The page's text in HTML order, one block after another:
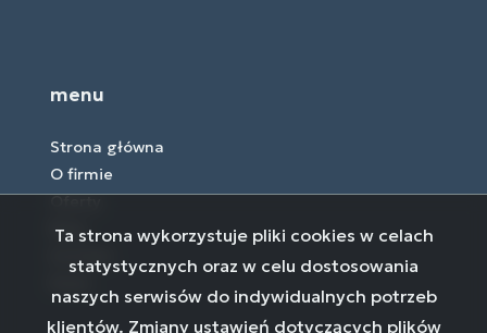
menu
Strona główna
O firmie
Oferty
Blog
Kontakt
Ta strona wykorzystuje pliki cookies w celach
statystycznych oraz w celu dostosowania
naszych serwisów do indywidualnych potrzeb
klientów. Zmiany ustawień dotyczących plików